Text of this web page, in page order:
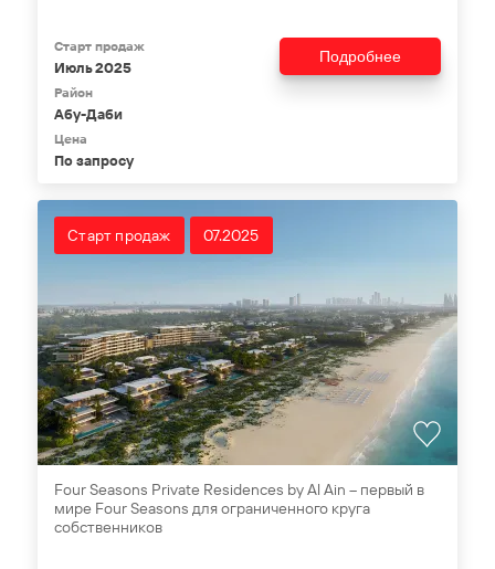
Старт продаж
Июль 2025
Район
Абу-Даби
Цена
По запросу
Подробнее
Старт продаж 07.2025
Four Seasons Private Residences by Al Ain – первый в
мире Four Seasons для ограниченного круга
собственников